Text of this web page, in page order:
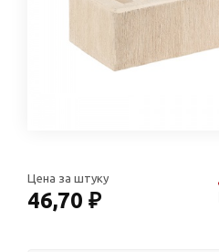
Цена за штуку
46,70 ₽